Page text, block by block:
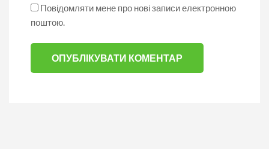
Повідомляти мене про нові записи електронною
поштою.